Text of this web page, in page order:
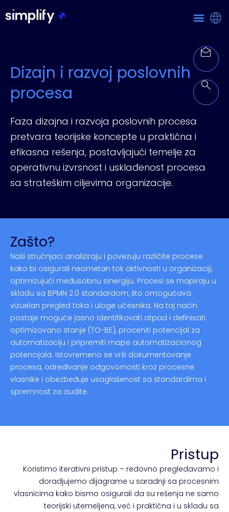
Dizajn i razvoj poslovnih
procesa
Faza dizajna i razvoja poslovnih procesa
pretvara teorijske koncepte u praktična i
efikasna rešenja, postavljajući temelje za
operativnu izvrsnost i usklađenost procesa
sa strateškim ciljevima organizacije.
Zašto?
Naši stručnjaci analiziraju i povezuju različite procese
kako bi osigurali neometan tok aktivnosti u organizaciji,
optimizujući međusobnu sinergiju. Procesi se mapiraju u
skladu sa BPMN 2.0 standardom, što omogućava
vizuelan pregled toka i uloge učesnika. Na taj način
postaje moguće jasno identifikovati otpad i definisati
optimizovano stanje (TO-BE), proceniti potencijal za
automatizaciju i pripremiti mape automatizacionog
potencijala. Istovremeno se vrši dokumentovanje
procesa, određivanje odgovornosti kroz procesne
vlasnike i obezbeđuje usaglašenost sa standardima i
spremnost za audite.
Pristup
Koristimo iterativni pristup – redovno pregledavamo i
doradjujemo dijagrame u saradnji sa procesnim
vlasnicima kako bismo osigurali da su rešenja ne samo
teorijski utemeljena, već i praktična i u skladu sa